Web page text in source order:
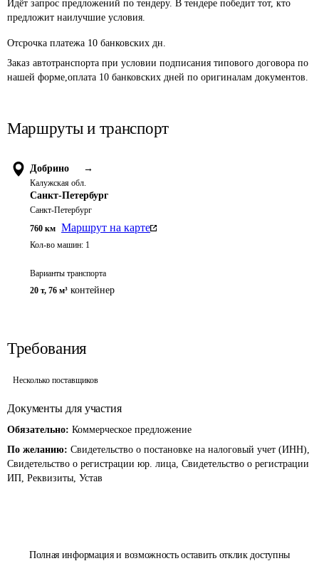
Полная информация и возможность оставить отклик доступны
Идёт запрос предложений по тендеру. В тендере победит тот, кто
предложит наилучшие условия.
Отсрочка платежа 10 банковских дн.
Заказ автотранспорта при условии подписания типового договора по
нашей форме,оплата 10 банковских дней по оригиналам документов.
Маршруты и транспорт
Добрино →
Калужская обл.
Санкт-Петербург
Санкт-Петербург
760 км Маршрут на карте
Кол-во машин: 1
Варианты транспорта
20 т, 76 м³ контейнер
Требования
Несколько поставщиков
Документы для участия
Обязательно: Коммерческое предложение
По желанию: Свидетельство о постановке на налоговый учет (ИНН),
Свидетельство о регистрации юр. лица, Свидетельство о регистрации
ИП, Реквизиты, Устав